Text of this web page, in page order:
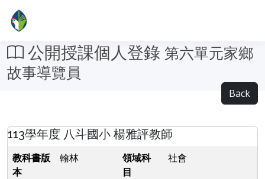
公開授課個人登錄 第六單元家鄉
故事導覽員
Back
113學年度 八斗國小 楊雅評教師
教科書版
本
翰林
領域科
目
社會